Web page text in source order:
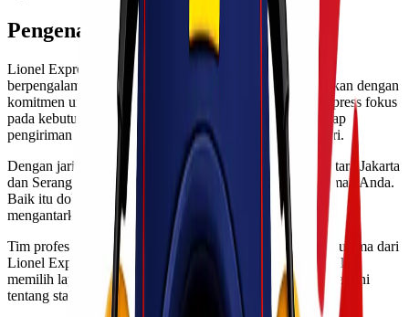
Pengenalan tentang Lionel Express
Lionel Express adalah perusahaan ekspedisi yang telah
berpengalaman dalam industri pengiriman barang. Didirikan dengan
komitmen untuk memberikan layanan terbaik, Lionel Express fokus
pada kebutuhan pelanggan. Kami memahami bahwa setiap
pengiriman memiliki karakteristik dan tantangan tersendiri.
Dengan jaringan luas di seluruh Indonesia, khususnya antara Jakarta
dan Serang, Lionel Express memudahkan proses pengiriman Anda.
Baik itu dokumen penting atau barang berat, kami siap
mengantarkan ke tujuan dengan tepat waktu.
Tim profesional yang terlatih juga menjadi salah satu aset utama dari
Lionel Express. Kami selalu siap membantu pelanggan dalam
memilih layanan yang sesuai dan memberikan informasi terkini
tentang status pengiriman.